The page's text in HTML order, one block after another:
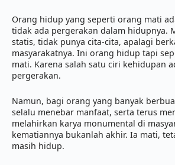
Orang hidup yang seperti orang mati
tidak ada pergerakan dalam hidupnya.
statis, tidak punya cita-cita, apalagi
masyarakatnya. Ini orang hidup tapi
mati. Karena salah satu ciri kehidupan
pergerakan.
Namun, bagi orang yang banyak
selalu menebar manfaat, serta terus
melahirkan karya monumental di
kematiannya bukanlah akhir. Ia mati,
masih hidup.